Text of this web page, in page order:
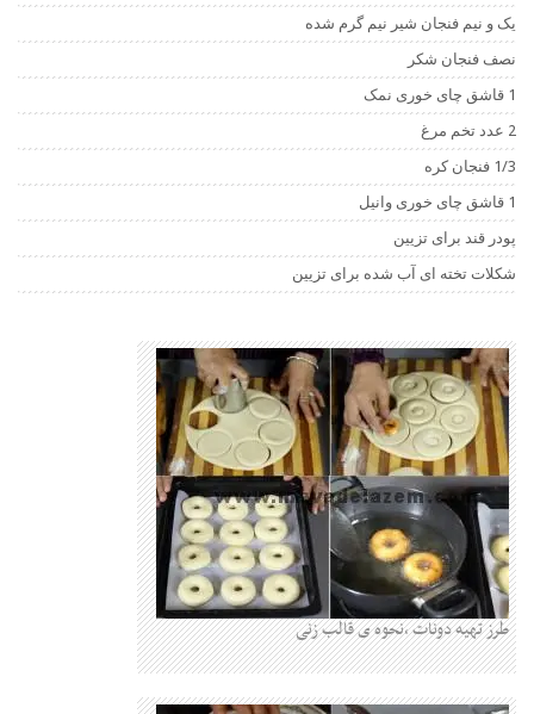
یک و نیم فنجان شیر نیم گرم شده
نصف فنجان شکر
1 قاشق چای خوری نمک
2 عدد تخم مرغ
1/3 فنجان کره
1 قاشق چای خوری وانیل
پودر قند برای تزیین
شکلات تخته ای آب شده برای تزیین
طرز تهیه دونات ،نحوه ی قالب زنی